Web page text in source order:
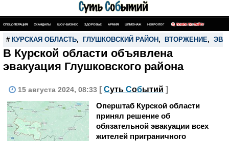
СПЕЦОПЕРАЦИЯ СКАНДАЛЫ ШОУ-БИЗНЕС ЗДОРОВЬЕ АРМИЯ ШПИОНАЖ НЕКРОЛОГ ПОИСК ПО САЙТУ
# КУРСКАЯ ОБЛАСТЬ, ГЛУШКОВСКИЙ РАЙОН , ВТОРЖЕНИЕ,
В Курской области объявлена
эвакуация Глушковского района
15 августа 2024, 08:33 [ Суть Событий ]
Оперштаб Курской области
принял решение об
обязательной эвакуации всех
жителей приграничного